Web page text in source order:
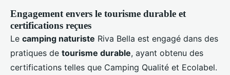
Engagement envers le tourisme durable et
certifications reçues
Le camping naturiste Riva Bella est engagé dans des
pratiques de tourisme durable, ayant obtenu des
certifications telles que Camping Qualité et Ecolabel.